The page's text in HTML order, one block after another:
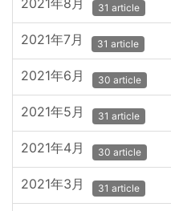
2021年8月 31 article
2021年7月 31 article
2021年6月 30 article
2021年5月 31 article
2021年4月 30 article
2021年3月 31 article